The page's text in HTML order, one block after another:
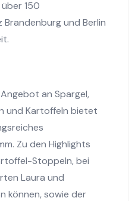
150
und Berlin
an Spargel,
und Kartoffeln bietet
Zu den Highlights
Stoppeln, bei
Laura und
können, sowie der